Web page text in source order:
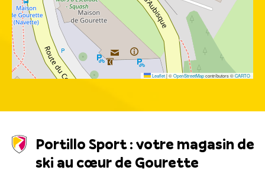
Leaflet|©OpenStreetMapcontributors ©CARTO
Portillo Sport : votre magasin de
ski au cœur de Gourette